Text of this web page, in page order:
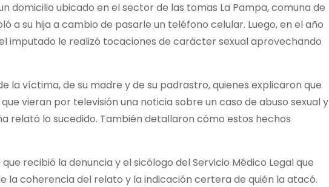
domicilio ubicado en el sector de las tomas La Pampa, comuna de
a su hija a cambio de pasarle un teléfono celular. Luego, en el año
el imputado le realizó tocaciones de carácter sexual aprovechando
la víctima, de su madre y de su padrastro, quienes explicaron que
vieran por televisión una noticia sobre un caso de abuso sexual y
relató lo sucedido. También detallaron cómo estos hechos
recibió la denuncia y el sicólogo del Servicio Médico Legal que
la coherencia del relato y la indicación certera de quién la atacó.